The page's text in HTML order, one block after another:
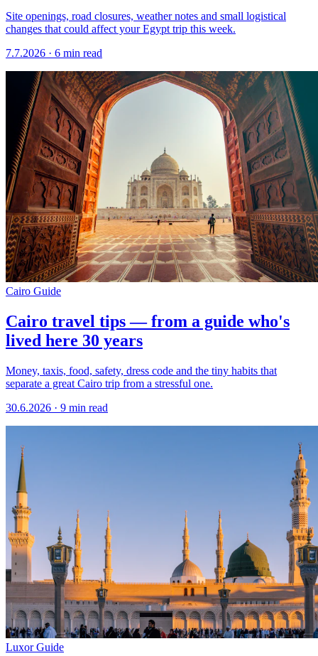
Site openings, road closures, weather notes and small logistical
changes that could affect your Egypt trip this week.
7.7.2026 · 6 min read
Cairo Guide
Cairo travel tips — from a guide who's
lived here 30 years
Money, taxis, food, safety, dress code and the tiny habits that
separate a great Cairo trip from a stressful one.
30.6.2026 · 9 min read
Luxor Guide